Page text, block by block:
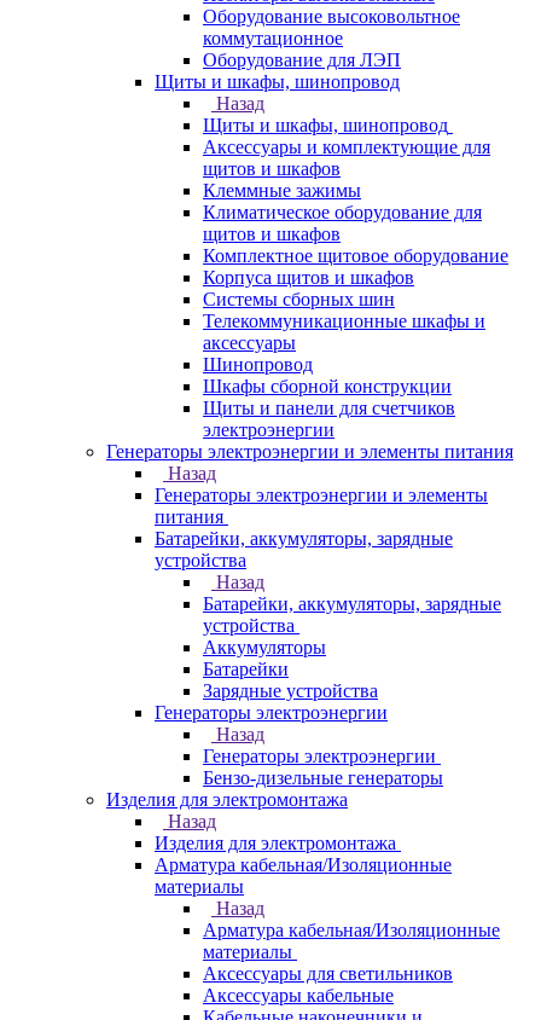
Оборудование высоковольтное
коммутационное
Оборудование для ЛЭП
Щиты и шкафы, шинопровод
Назад
Щиты и шкафы, шинопровод
Аксессуары и комплектующие для
щитов и шкафов
Клеммные зажимы
Климатическое оборудование для
щитов и шкафов
Комплектное щитовое оборудование
Корпуса щитов и шкафов
Системы сборных шин
Телекоммуникационные шкафы и
аксессуары
Шинопровод
Шкафы сборной конструкции
Щиты и панели для счетчиков
электроэнергии
Генераторы электроэнергии и элементы питания
Назад
Генераторы электроэнергии и элементы
питания
Батарейки, аккумуляторы, зарядные
устройства
Назад
Батарейки, аккумуляторы, зарядные
устройства
Аккумуляторы
Батарейки
Зарядные устройства
Генераторы электроэнергии
Назад
Генераторы электроэнергии
Бензо-дизельные генераторы
Изделия для электромонтажа
Назад
Изделия для электромонтажа
Арматура кабельная/Изоляционные
материалы
Назад
Арматура кабельная/Изоляционные
материалы
Аксессуары для светильников
Аксессуары кабельные